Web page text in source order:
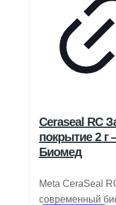
Ceraseal RC
покрытие 2 г
Биомед
Meta CeraSeal
современный